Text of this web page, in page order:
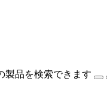
製品を検索できます